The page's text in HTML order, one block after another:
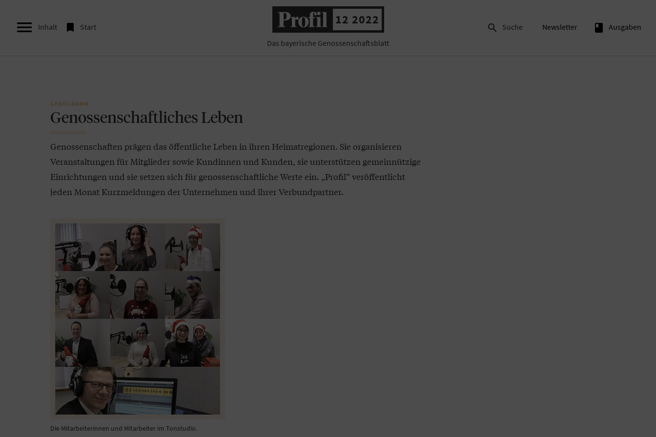
 Inhalt  Start
12 2022
Das bayerische Genossenschaftsblatt
 Suche Newsletter book Ausgaben
GENOGRAMM
Genossenschaftliches Leben
Genossenschaften prägen das öffentliche Leben in ihren Heimatregionen. Sie organisieren
Veranstaltungen für Mitglieder sowie Kundinnen und Kunden, sie unterstützen gemeinnützige
Einrichtungen und sie setzen sich für genossenschaftliche Werte ein. „Profil“ veröffentlicht
jeden Monat Kurzmeldungen der Unternehmen und ihrer Verbundpartner.
Die Mitarbeiterinnen und Mitarbeiter im Tonstudio.